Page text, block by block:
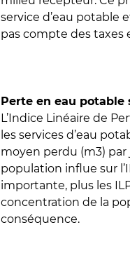
service d’eau potable
pas compte des taxes
Perte en eau potable
L’Indice Linéaire de
les services d’eau
moyen perdu (m3) par
population influe sur
importante, plus les
concentration de la
conséquence.